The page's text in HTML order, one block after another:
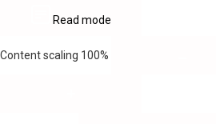
Read mode
Content scaling 100%